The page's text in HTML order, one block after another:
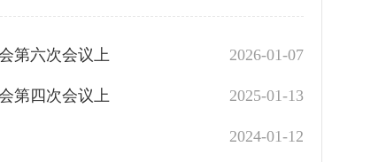
第六次会议上 2026-01-07
第四次会议上 2025-01-13
2024-01-12